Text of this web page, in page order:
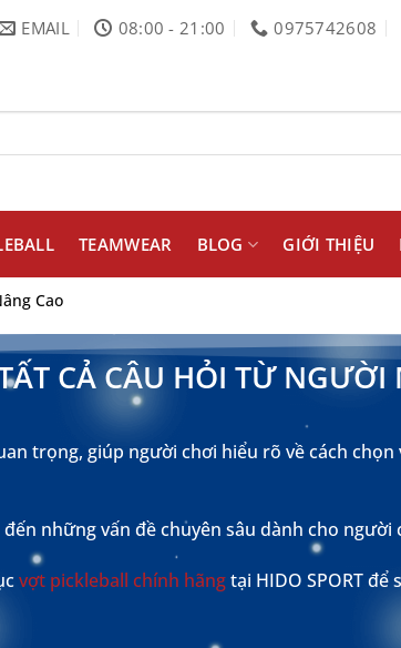
EMAIL 08:00 - 21:00 0975742608
TEAMWEAR BLOG GIỚI THIỆU
Cao
CẢ CÂU HỎI TỪ
trọng, giúp người chơi hiểu rõ về cách
những vấn đề chuyên sâu dành cho người
vợt pickleball chính hãngtại HIDO SPORT